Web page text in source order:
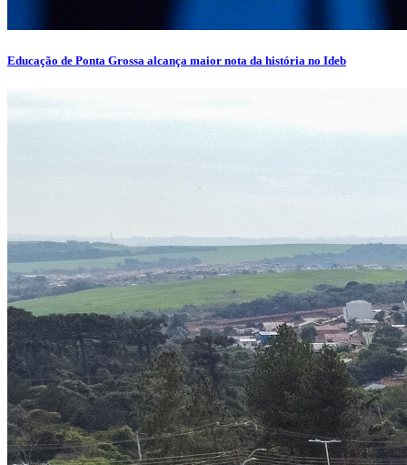
Educação de Ponta Grossa alcança maior nota da história no Ideb